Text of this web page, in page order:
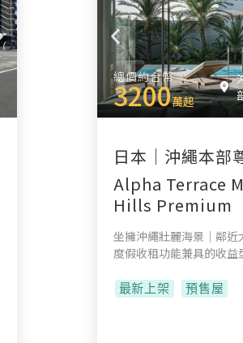
總價約台幣
3200萬起
日本｜沖繩本部
Alpha Terrace
Hills Premium
坐擁沖繩壯麗海景｜鄰近
度假收租功能兼具的收益
最新上架 預售屋